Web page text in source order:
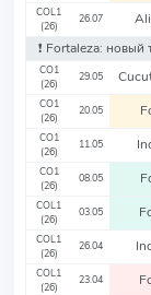
COL1
(26)
26.07
❗️ Fortaleza:
CO1
(26)
29.05
CO1
(26)
20.05
CO1
(26)
11.05
CO1
(26)
08.05
COL1
(26)
03.05
COL1
(26)
26.04
COL1
(26)
23.04